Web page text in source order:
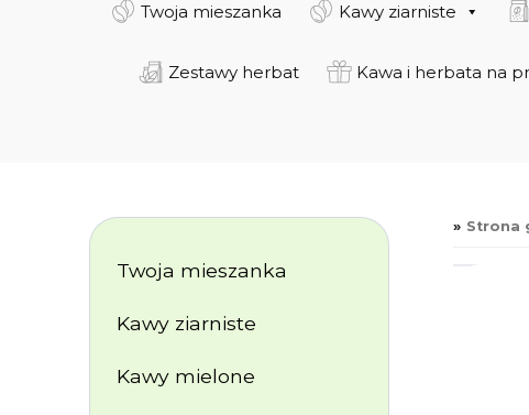
Twoja mieszanka Kawy ziarniste
Zestawy herbat Kawa i herbata na
Twoja mieszanka
Kawy ziarniste
Kawy mielone
Strona